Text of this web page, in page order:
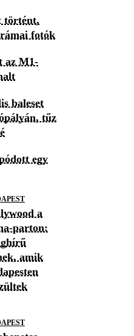
történt,
fotók
az M1-
baleset
tűz
egy
a
parton:
amik